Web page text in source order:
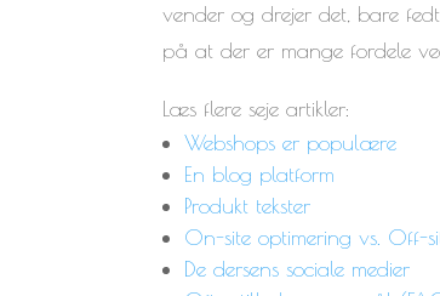
vender og drejer det, bare
på at der er mange fordele
Læs flere seje artikler:
Webshops er populære
En blog platform
Produkt tekster
On-site optimering vs. Off-
De dersens sociale medier